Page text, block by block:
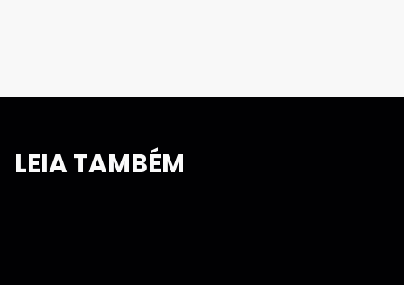
LEIA TAMBÉM